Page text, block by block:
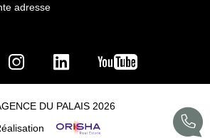
adresse
DU PALAIS 2026